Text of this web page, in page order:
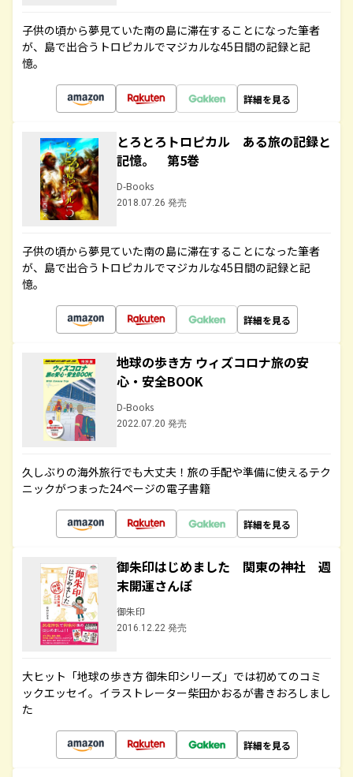
子供の頃から夢見ていた南の島に滞在することになった筆者
が、島で出合うトロピカルでマジカルな45日間の記録と記
憶。
詳細を見る
とろとろトロピカル ある旅の記録と
記憶。 第5巻
D-Books
2018.07.26 発売
子供の頃から夢見ていた南の島に滞在することになった筆者
が、島で出合うトロピカルでマジカルな45日間の記録と記
憶。
詳細を見る
地球の歩き方 ウィズコロナ旅の安
心・安全BOOK
D-Books
2022.07.20 発売
久しぶりの海外旅行でも大丈夫！旅の手配や準備に使えるテク
ニックがつまった24ページの電子書籍
詳細を見る
御朱印はじめました 関東の神社 週
末開運さんぽ
御朱印
2016.12.22 発売
大ヒット「地球の歩き方 御朱印シリーズ」では初めてのコミ
ックエッセイ。イラストレーター柴田かおるが書きおろしまし
た
詳細を見る